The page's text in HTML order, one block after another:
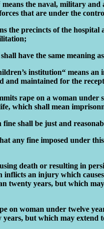
means the naval, military
that are under the
the precincts of the
have the same meaning
institution“ means
and maintained for the
rape on a woman
which shall mean
shall be just and
any fine imposed under
death or resulting in
inflicts an injury which
twenty years, but which
on woman under twelve
years, but which may